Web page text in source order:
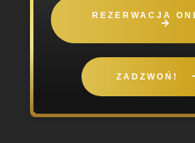
REZERWACJA
ZADZWOŃ!